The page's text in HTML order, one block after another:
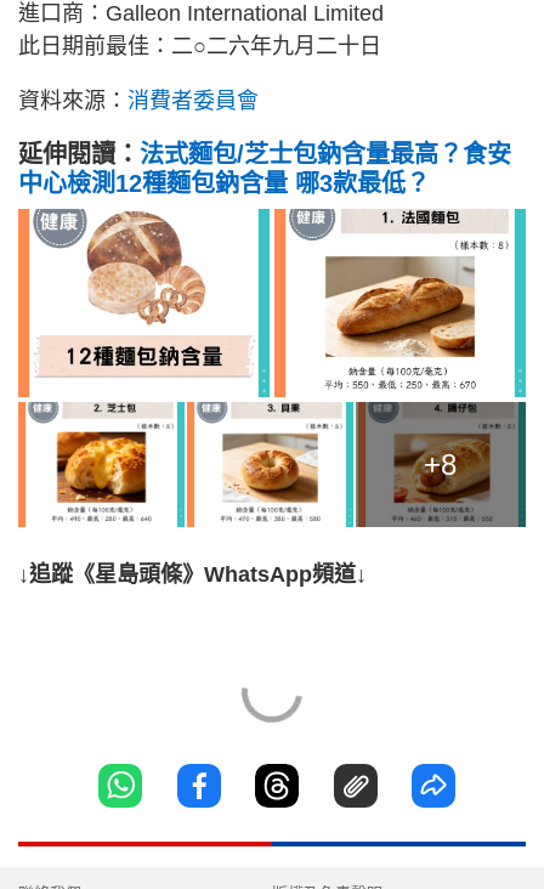
進口商：Galleon International Limited
此日期前最佳：二○二六年九月二十日
資料來源： 消費者委員會
延伸閱讀： 法式麵包/芝士包鈉含量最高？食安
中心檢測12種麵包鈉含量 哪3款最低？
+8
↓追蹤《星島頭條》WhatsApp頻道↓